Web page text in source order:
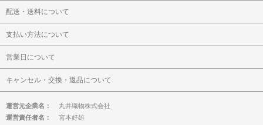
配送・送料について
支払い方法について
営業日について
キャンセル・交換・返品について
運営元企業名：
丸井織物株式会社
運営責任者名：
宮本好雄